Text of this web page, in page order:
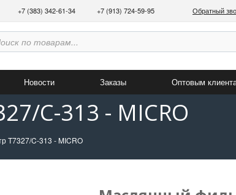
+7 (383) 342-61-34 +7 (913) 724-59-95 Обратный
Новости Заказы Оптовым
C-313 - MICRO
T7327/C-313 - MICRO